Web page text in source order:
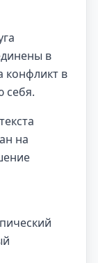
в
конфликт в
себя.
на